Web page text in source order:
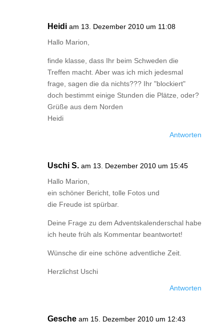
Heidi am 13. Dezember 2010 um 11:08
Hallo Marion,
finde klasse, dass Ihr beim Schweden die
Treffen macht. Aber was ich mich jedesmal
frage, sagen die da nichts??? Ihr "blockiert"
doch bestimmt einige Stunden die Plätze, oder?
Grüße aus dem Norden
Heidi
Antworten
Uschi S. am 13. Dezember 2010 um 15:45
Hallo Marion,
ein schöner Bericht, tolle Fotos und
die Freude ist spürbar.
Deine Frage zu dem Adventskalenderschal habe
ich heute früh als Kommentar beantwortet!
Wünsche dir eine schöne adventliche Zeit.
Herzlichst Uschi
Antworten
Gesche am 15. Dezember 2010 um 12:43